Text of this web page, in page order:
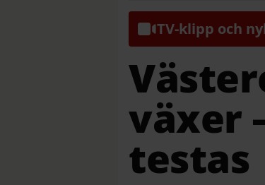
TV-klipp och
växer
testas